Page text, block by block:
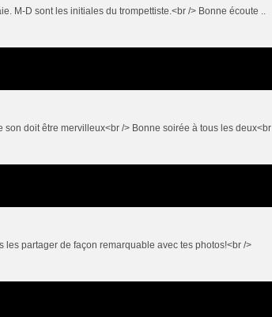
M-D sont les initiales du trompettiste.<br /> Bonne écoute ..
doit être mervilleux<br /> Bonne soirée à tous les deux<br
partager de façon remarquable avec tes photos!<br />